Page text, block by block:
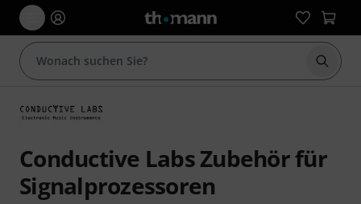
Suche
Conductive Labs Zubehör für
Signalprozessoren